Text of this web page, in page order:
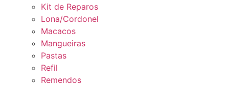
Kit de Reparos
Lona/Cordonel
Macacos
Mangueiras
Pastas
Refil
Remendos